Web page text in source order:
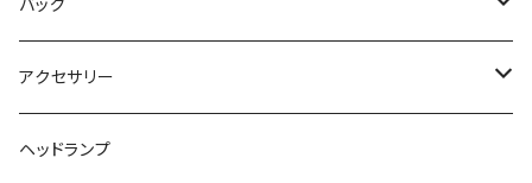
aroma vera
AZUMA BAG
バッグ
バックパック
ショルダーバッグ
アクセサリー
サングラス
ヘッドランプ